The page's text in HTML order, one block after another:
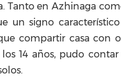
Tanto en Azhinaga
un signo
compartir casa con
14 años, pudo